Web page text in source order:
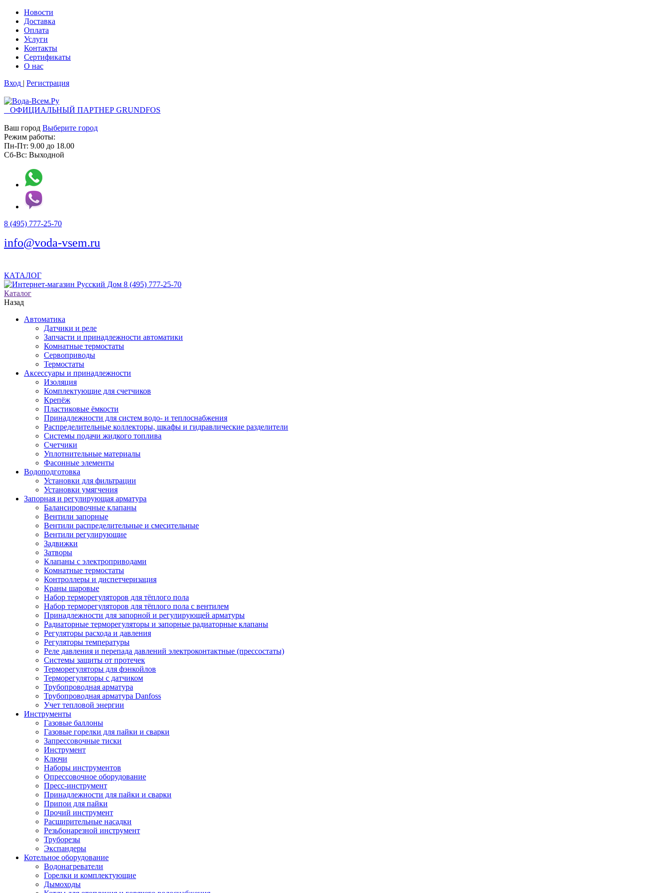
Новости
Доставка
Оплата
Услуги
Контакты
Cертификаты
О нас
Вход | Регистрация
ОФИЦИАЛЬНЫЙ ПАРТНЕР GRUNDFOS
Ваш город Выберите город
Режим работы:
Пн-Пт: 9.00 до 18.00
Сб-Вс: Выходной
8 (495) 777-25-70
info@voda-vsem.ru
КАТАЛОГ
8 (495) 777-25-70
Каталог
Назад
Автоматика
Датчики и реле
Запчасти и принадлежности автоматики
Комнатные термостаты
Сервоприводы
Термостаты
Аксессуары и принадлежности
Изоляция
Комплектующие для счетчиков
Крепёж
Пластиковые ёмкости
Принадлежности для систем водо- и теплоснабжения
Распределительные коллекторы, шкафы и гидравлические разделители
Системы подачи жидкого топлива
Счетчики
Уплотнительные материалы
Фасонные элементы
Водоподготовка
Установки для фильтрации
Установки умягчения
Запорная и регулирующая арматура
Балансировочные клапаны
Вентили запорные
Вентили распределительные и смесительные
Вентили регулирующие
Задвижки
Затворы
Клапаны с электроприводами
Комнатные термостаты
Контроллеры и диспетчеризация
Краны шаровые
Набор терморегуляторов для тёплого пола
Набор терморегуляторов для тёплого пола с вентилем
Принадлежности для запорной и регулирующей арматуры
Радиаторные терморегуляторы и запорные радиаторные клапаны
Регуляторы расхода и давления
Регуляторы температуры
Реле давления и перепада давлений электроконтактные (прессостаты)
Системы защиты от протечек
Терморегуляторы для фэнкойлов
Терморегуляторы с датчиком
Трубопроводная арматура
Трубопроводная арматура Danfoss
Учет тепловой энергии
Инструменты
Газовые баллоны
Газовые горелки для пайки и сварки
Запрессовочные тиски
Инструмент
Ключи
Наборы инструментов
Опрессовочное оборудование
Пресс-инструмент
Принадлежности для пайки и сварки
Припои для пайки
Прочий инструмент
Расширительные насадки
Резьбонарезной инструмент
Труборезы
Экспандеры
Котельное оборудование
Водонагреватели
Горелки и комплектующие
Дымоходы